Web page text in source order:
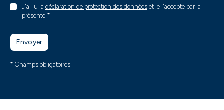
J'ai lu la déclaration de protection des données et je l'accepte par la
présente *
Envoyer
* Champs obligatoires